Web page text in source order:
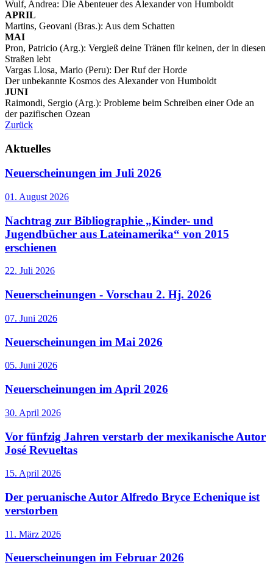
Wulf, Andrea: Die Abenteuer des Alexander von Humboldt
APRIL
Martins, Geovani (Bras.): Aus dem Schatten
MAI
Pron, Patricio (Arg.): Vergieß deine Tränen für keinen, der in diesen
Straßen lebt
Vargas Llosa, Mario (Peru): Der Ruf der Horde
Der unbekannte Kosmos des Alexander von Humboldt
JUNI
Raimondi, Sergio (Arg.): Probleme beim Schreiben einer Ode an
der pazifischen Ozean
Zurück
Aktuelles
Neuerscheinungen im Juli 2026
01. August 2026
Nachtrag zur Bibliographie „Kinder- und
Jugendbücher aus Lateinamerika“ von 2015
erschienen
22. Juli 2026
Neuerscheinungen - Vorschau 2. Hj. 2026
07. Juni 2026
Neuerscheinungen im Mai 2026
05. Juni 2026
Neuerscheinungen im April 2026
30. April 2026
Vor fünfzig Jahren verstarb der mexikanische Autor
José Revueltas
15. April 2026
Der peruanische Autor Alfredo Bryce Echenique ist
verstorben
11. März 2026
Neuerscheinungen im Februar 2026